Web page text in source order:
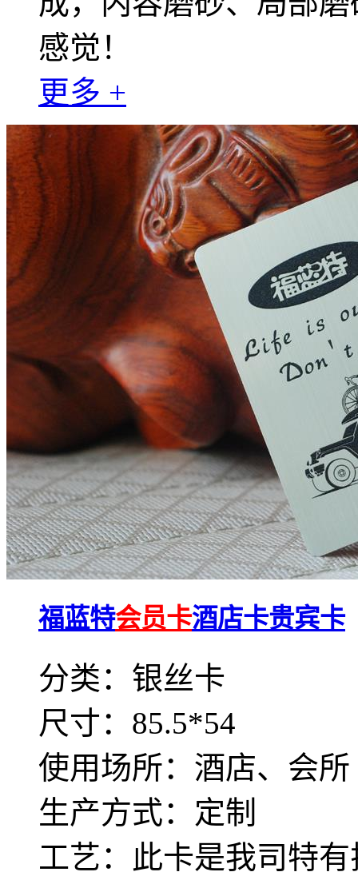
感觉！
更多 +
福蓝特会员卡酒店卡贵宾卡
分类：银丝卡
尺寸：85.5*54
使用场所：酒店、会所
生产方式：定制
工艺：此卡是我司特